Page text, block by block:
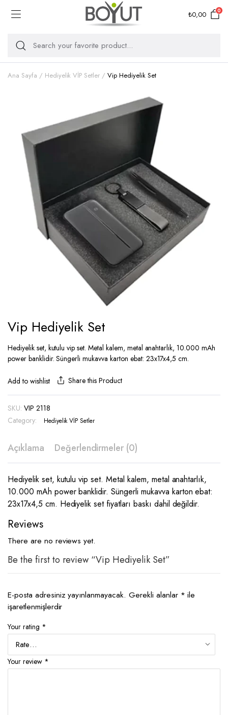
₺0,00 0
Ana Sayfa Hediyelik VİP Setler Vip Hediyelik Set
Vip Hediyelik Set
Hediyelik set, kutulu vip set. Metal kalem, metal anahtarlık, 10.000 mAh
power banklidir. Süngerli mukavva karton ebat: 23x17x4,5 cm.
Add to wishlist Share this Product
SKU: VIP 2118
Category:
Hediyelik VİP Setler
Açıklama Değerlendirmeler (0)
Hediyelik set, kutulu vip set. Metal kalem, metal anahtarlık,
10.000 mAh power banklidir. Süngerli mukavva karton ebat:
23x17x4,5 cm. Hediyelik set fiyatları baskı dahil değildir.
Reviews
There are no reviews yet.
Be the first to review “Vip Hediyelik Set”
E-posta adresiniz yayınlanmayacak. Gerekli alanlar * ile
işaretlenmişlerdir
Your rating *
Your review *